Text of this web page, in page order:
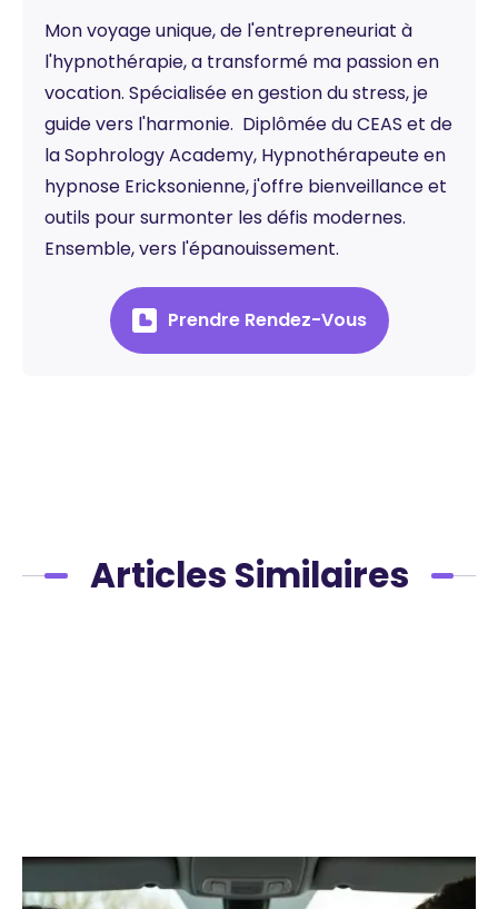
Mon voyage unique, de l'entrepreneuriat à
l'hypnothérapie, a transformé ma passion en
vocation. Spécialisée en gestion du stress, je
guide vers l'harmonie. ‍ Diplômée du CEAS et de
la Sophrology Academy, Hypnothérapeute en
hypnose Ericksonienne, j'offre bienveillance et
outils pour surmonter les défis modernes.
Ensemble, vers l'épanouissement.
Prendre Rendez-Vous
Articles Similaires